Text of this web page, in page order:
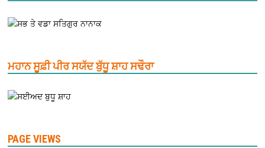
ਮਹਾਨ ਸੂਫ਼ੀ ਪੀਰ ਸਯੱਦ ਬੁੱਧੂ ਸ਼ਾਹ ਸਢੌਰਾ
PAGE VIEWS